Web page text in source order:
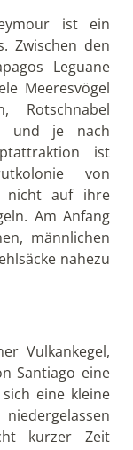
ist ein
Zwischen den
Leguane
Meeresvögel
Rotschnabel
und je nach
ist
von
nicht auf ihre
Am Anfang
männlichen
nahezu
Vulkankegel,
Santiago eine
eine kleine
kurzer Zeit